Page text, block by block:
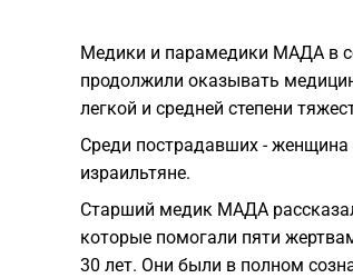
Медики и парамедики МАДА в
продолжили оказывать
легкой и средней степени
Среди пострадавших - женщина
израильтяне.
Старший медик МАДА
которые помогали пяти
30 лет. Они были в полном